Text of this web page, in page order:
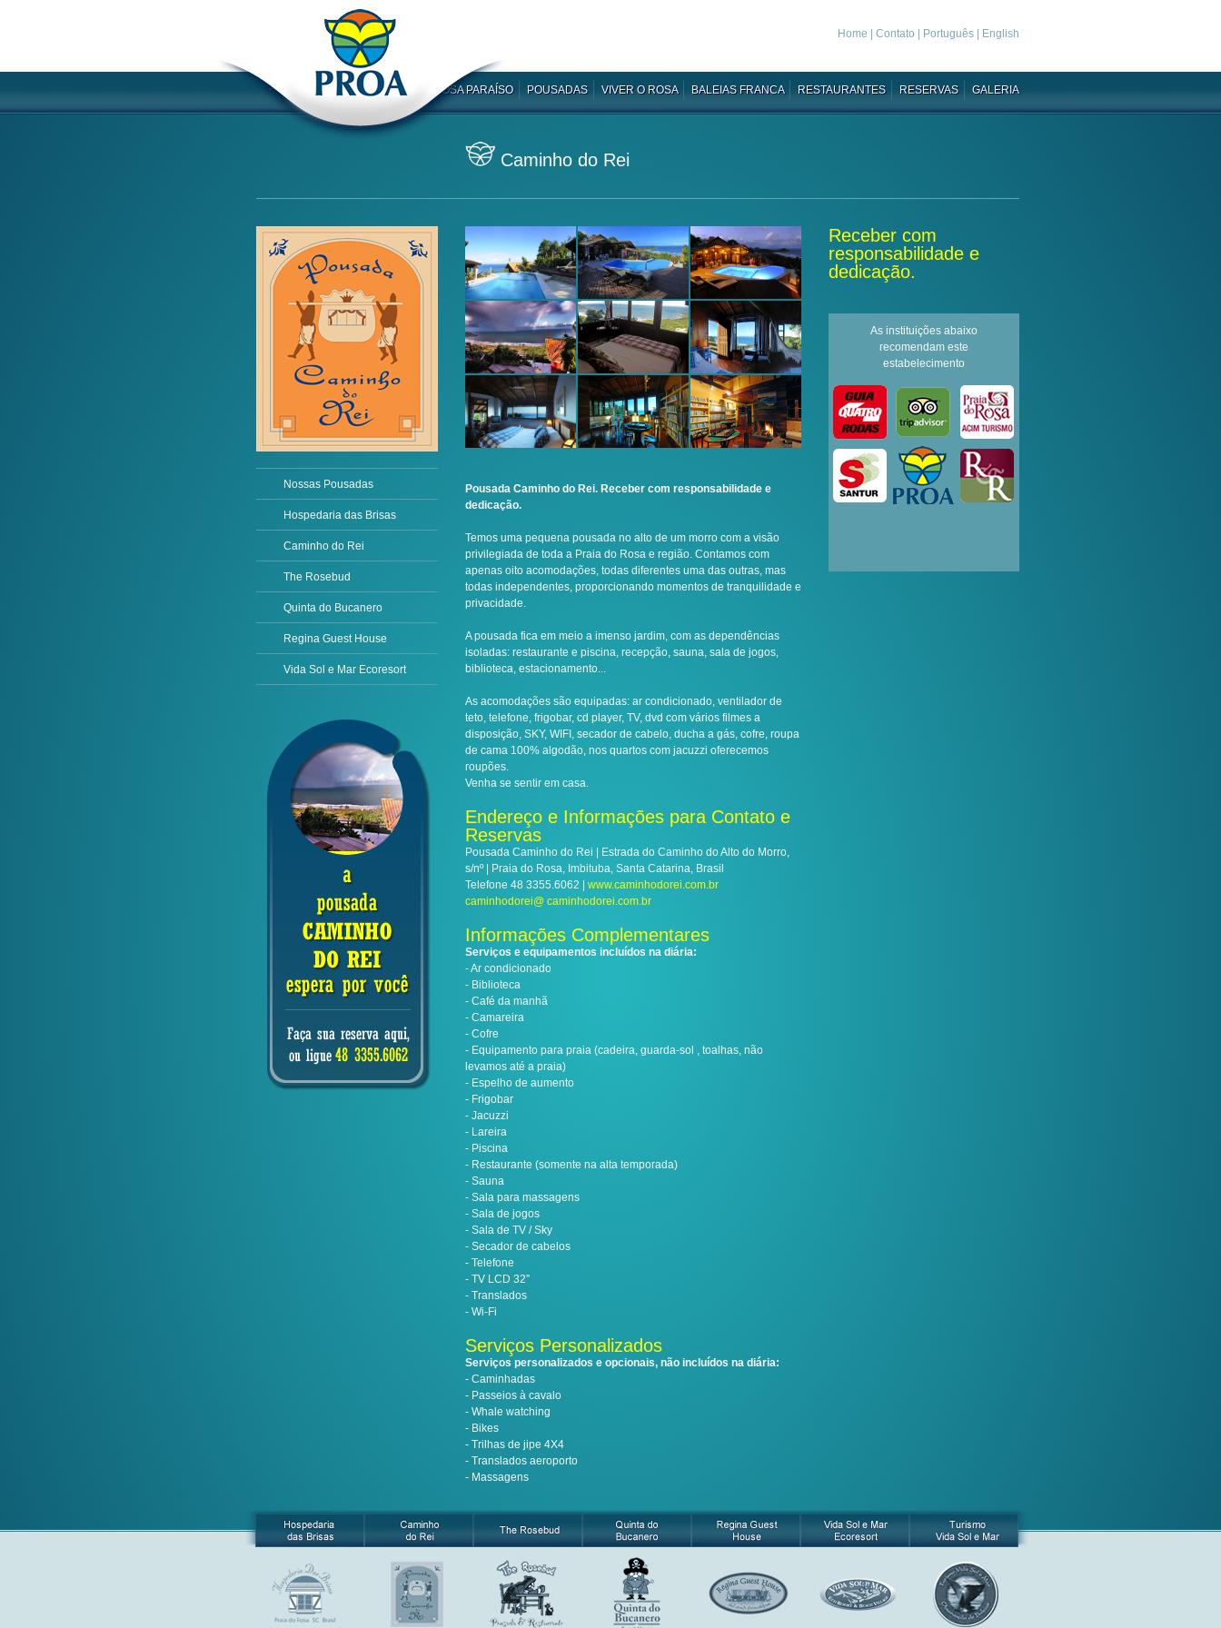
Home Contato Português English
ROSA PARAÍSO POUSADAS VIVER O ROSA BALEIAS FRANCA RESTAURANTES RESERVAS GALERIA
Caminho do Rei
Nossas Pousadas
Hospedaria das Brisas
Caminho do Rei
The Rosebud
Quinta do Bucanero
Regina Guest House
Vida Sol e Mar Ecoresort
Pousada Caminho do Rei. Receber com responsabilidade e
dedicação.
Temos uma pequena pousada no alto de um morro com a visão
privilegiada de toda a Praia do Rosa e região. Contamos com
apenas oito acomodações, todas diferentes uma das outras, mas
todas independentes, proporcionando momentos de tranquilidade e
privacidade.
A pousada fica em meio a imenso jardim, com as dependências
isoladas: restaurante e piscina, recepção, sauna, sala de jogos,
biblioteca, estacionamento...
As acomodações são equipadas: ar condicionado, ventilador de
teto, telefone, frigobar, cd player, TV, dvd com vários filmes a
disposição, SKY, WIFI, secador de cabelo, ducha a gás, cofre, roupa
de cama 100% algodão, nos quartos com jacuzzi oferecemos
roupões.
Venha se sentir em casa.
Endereço e Informações para Contato e
Reservas
Pousada Caminho do Rei | Estrada do Caminho do Alto do Morro,
s/nº | Praia do Rosa, Imbituba, Santa Catarina, Brasil
Telefone 48 3355.6062 | www.caminhodorei.com.br
caminhodorei@ caminhodorei.com.br
Informações Complementares
Serviços e equipamentos incluídos na diária:
- Ar condicionado
- Biblioteca
- Café da manhã
- Camareira
- Cofre
- Equipamento para praia (cadeira, guarda-sol , toalhas, não
levamos até a praia)
- Espelho de aumento
- Frigobar
- Jacuzzi
- Lareira
- Piscina
- Restaurante (somente na alta temporada)
- Sauna
- Sala para massagens
- Sala de jogos
- Sala de TV / Sky
- Secador de cabelos
- Telefone
- TV LCD 32”
- Translados
- Wi-Fi
Serviços Personalizados
Serviços personalizados e opcionais, não incluídos na diária:
- Caminhadas
- Passeios à cavalo
- Whale watching
- Bikes
- Trilhas de jipe 4X4
- Translados aeroporto
- Massagens
Receber com
responsabilidade e
dedicação.
As instituições abaixo
recomendam este
estabelecimento